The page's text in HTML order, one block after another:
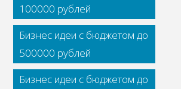
100000 рублей
Бизнес идеи с бюджетом до
500000 рублей
Бизнес идеи с бюджетом до